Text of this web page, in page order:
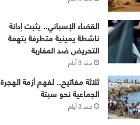
القضاء الإسباني.. يثبت إدانة
ناشطة يمينية متطرفة بتهمة
التحريض ضد المغاربة
منذ 3 أيام
ثلاثة مفاتيح.. لفهم أزمة الهجرة
الجماعية نحو سبتة
منذ 3 أيام